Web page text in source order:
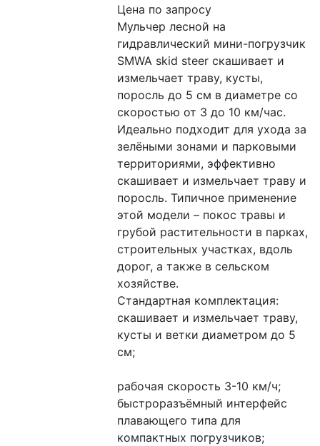
Цена по запросу
Мульчер лесной на
гидравлический мини-погрузчик
SMWA skid steer скашивает и
измельчает траву, кусты,
поросль до 5 см в диаметре со
скоростью от 3 до 10 км/час.
Идеально подходит для ухода за
зелёными зонами и парковыми
территориями, эффективно
скашивает и измельчает траву и
поросль. Типичное применение
этой модели – покос травы и
грубой растительности в парках,
строительных участках, вдоль
дорог, а также в сельском
хозяйстве.
Стандартная комплектация:
скашивает и измельчает траву,
кусты и ветки диаметром до 5
см;
рабочая скорость 3-10 км/ч;
быстроразъёмный интерфейс
плавающего типа для
компактных погрузчиков;